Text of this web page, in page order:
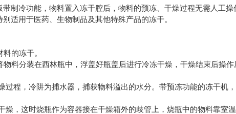
制冷功能，物料置入冻干腔后，物料的预冻、干燥过程无需人工
适用于医药、生物制品及其他特殊产品的冻干。
的冻干。
料分装在西林瓶中，浮盖好瓶盖后进行冷冻干燥，干燥结束后操
程，冷阱为捕水器，捕获物料溢出的水分。带预冻功能的冻干机
，这时烧瓶作为容器接在干燥箱外的歧管上，烧瓶中的物料靠室